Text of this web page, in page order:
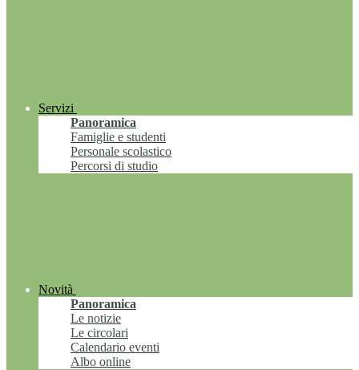
Servizi
Panoramica
Famiglie e studenti
Personale scolastico
Percorsi di studio
Novità
Panoramica
Le notizie
Le circolari
Calendario eventi
Albo online